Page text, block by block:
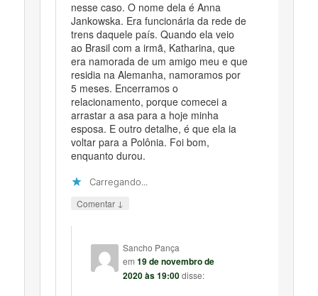
nesse caso. O nome dela é Anna
Jankowska. Era funcionária da rede de
trens daquele país. Quando ela veio
ao Brasil com a irmã, Katharina, que
era namorada de um amigo meu e que
residia na Alemanha, namoramos por
5 meses. Encerramos o
relacionamento, porque comecei a
arrastar a asa para a hoje minha
esposa. E outro detalhe, é que ela ia
voltar para a Polônia. Foi bom,
enquanto durou.
Carregando...
Comentar ↓
Sancho Pança
em 19 de novembro de
2020 às 19:00 disse: